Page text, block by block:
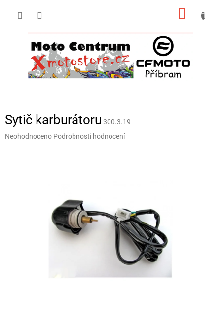
Sytič karburátoru 300.3.19
Průměrné
Neohodnoceno Podrobnosti hodnocení